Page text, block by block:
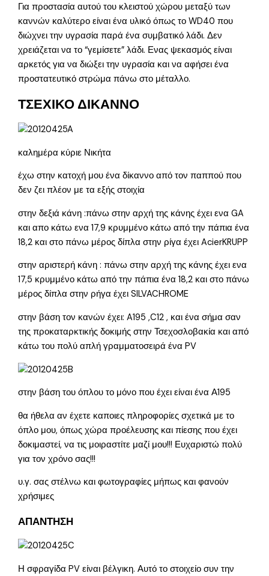
Για προστασία αυτού του κλειστού χώρου μεταξύ των
καννών καλύτερο είναι ένα υλικό όπως το WD40 που
διώχνει την υγρασία παρά ένα συμβατικό λάδι. Δεν
χρειάζεται να το “γεμίσετε” λάδι. Ενας ψεκασμός είναι
αρκετός για να διώξει την υγρασία και να αφήσει ένα
προστατευτικό στρώμα πάνω στο μέταλλο.
ΤΣΕΧΙΚΟ ΔΙΚΑΝΝΟ
καλημέρα κύριε Νικήτα
έχω στην κατοχή μου ένα δίκαννο από τον παππού που
δεν ζει πλέον με τα εξής στοιχία
στην δεξιά κάνη :πάνω στην αρχή της κάνης έχει ενα GA
και απο κάτω ενα 17,9 κρυμμένο κάτω από την πάπια ένα
18,2 και στο πάνω μέρος δίπλα στην ρίγα έχει AcierKRUPP
στην αριστερή κάνη : πάνω στην αρχή της κάνης έχει ενα
17,5 κρυμμένο κάτω από την πάπια ένα 18,2 και στο πάνω
μέρος δίπλα στην ρήγα έχει SILVACHROME
στην βάση τον κανών έχει: A195 ,C12 , και ένα σήμα σαν
της προκαταρκτικής δοκιμής στην Τσεχοσλοβακία και από
κάτω του πολύ απλή γραμματοσειρά ένα PV
στην βάση του όπλου το μόνο που έχει είναι ένα Α195
θα ήθελα αν έχετε καποιες πληροφορίες σχετικά με το
όπλο μου, όπως χώρα προέλευσης και πίεσης που έχει
δοκιμαστεί, να τις μοιραστίτε μαζί μου!!! Ευχαριστώ πολύ
για τον χρόνο σας!!!
υ.γ. σας στέλνω και φωτογραφίες μήπως και φανούν
χρήσιμες
ΑΠΑΝΤΗΣΗ
Η σφραγίδα PV είναι βέλγικη. Αυτό το στοιχείο συν την